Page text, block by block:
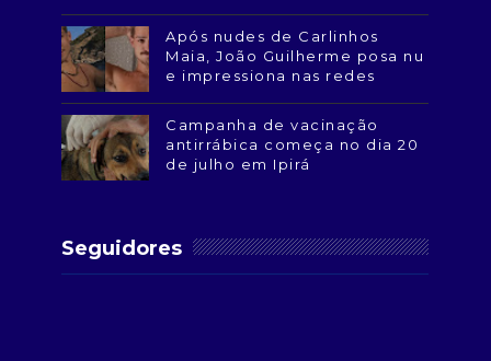
Após nudes de Carlinhos
Maia, João Guilherme posa nu
e impressiona nas redes
Campanha de vacinação
antirrábica começa no dia 20
de julho em Ipirá
Seguidores